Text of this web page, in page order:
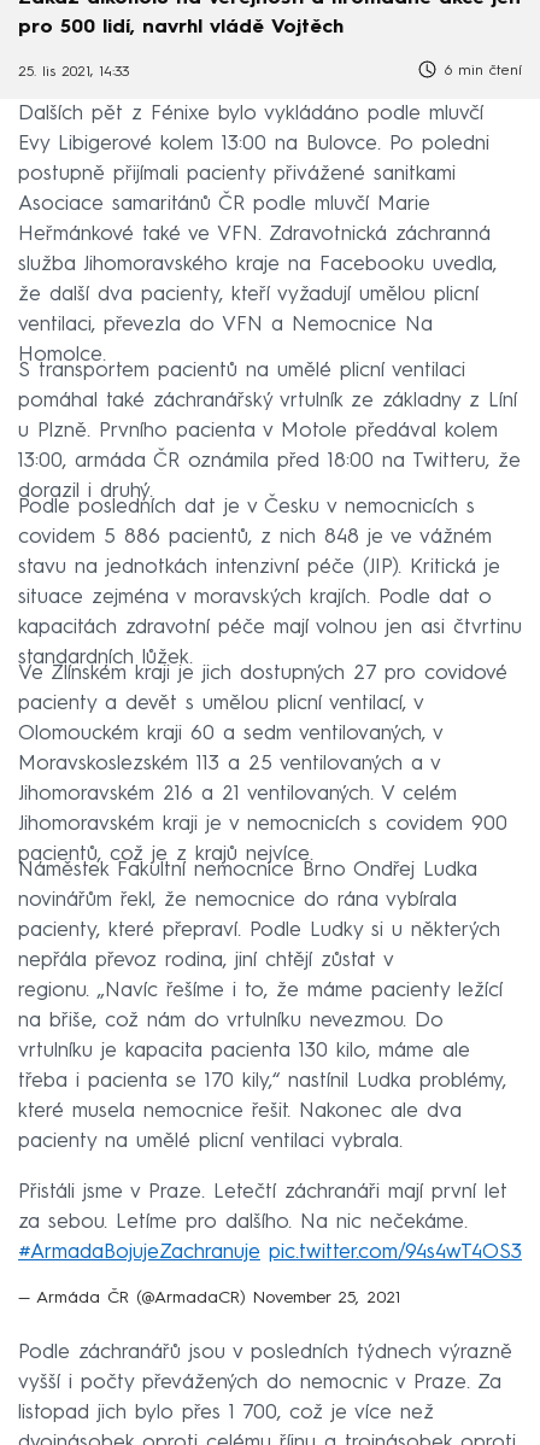
pro 500 lidí, navrhl vládě Vojtěch
25. lis 2021, 14:33 6 min čtení
Dalších pět z Fénixe bylo vykládáno podle mluvčí
Evy Libigerové kolem 13:00 na Bulovce. Po poledni
postupně přijímali pacienty přivážené sanitkami
Asociace samaritánů ČR podle mluvčí Marie
Heřmánkové také ve VFN. Zdravotnická záchranná
služba Jihomoravského kraje na Facebooku uvedla,
že další dva pacienty, kteří vyžadují umělou plicní
ventilaci, převezla do VFN a Nemocnice Na
Homolce.
S transportem pacientů na umělé plicní ventilaci
pomáhal také záchranářský vrtulník ze základny z Líní
u Plzně. Prvního pacienta v Motole předával kolem
13:00, armáda ČR oznámila před 18:00 na Twitteru, že
dorazil i druhý.
Podle posledních dat je v Česku v nemocnicích s
covidem 5 886 pacientů, z nich 848 je ve vážném
stavu na jednotkách intenzivní péče (JIP). Kritická je
situace zejména v moravských krajích. Podle dat o
kapacitách zdravotní péče mají volnou jen asi čtvrtinu
standardních lůžek.
Ve Zlínském kraji je jich dostupných 27 pro covidové
pacienty a devět s umělou plicní ventilací, v
Olomouckém kraji 60 a sedm ventilovaných, v
Moravskoslezském 113 a 25 ventilovaných a v
Jihomoravském 216 a 21 ventilovaných. V celém
Jihomoravském kraji je v nemocnicích s covidem 900
pacientů, což je z krajů nejvíce.
Náměstek Fakultní nemocnice Brno Ondřej Ludka
novinářům řekl, že nemocnice do rána vybírala
pacienty, které přepraví. Podle Ludky si u některých
nepřála převoz rodina, jiní chtějí zůstat v
regionu. „Navíc řešíme i to, že máme pacienty ležící
na břiše, což nám do vrtulníku nevezmou. Do
vrtulníku je kapacita pacienta 130 kilo, máme ale
třeba i pacienta se 170 kily,“ nastínil Ludka problémy,
které musela nemocnice řešit. Nakonec ale dva
pacienty na umělé plicní ventilaci vybrala.
Přistáli jsme v Praze. Letečtí záchranáři mají první let
za sebou. Letíme pro dalšího. Na nic nečekáme.
#ArmadaBojujeZachranuje pic.twitter.com/94s4wT4OS3
— Armáda ČR (@ArmadaCR) November 25, 2021
Podle záchranářů jsou v posledních týdnech výrazně
vyšší i počty převážených do nemocnic v Praze. Za
listopad jich bylo přes 1 700, což je více než